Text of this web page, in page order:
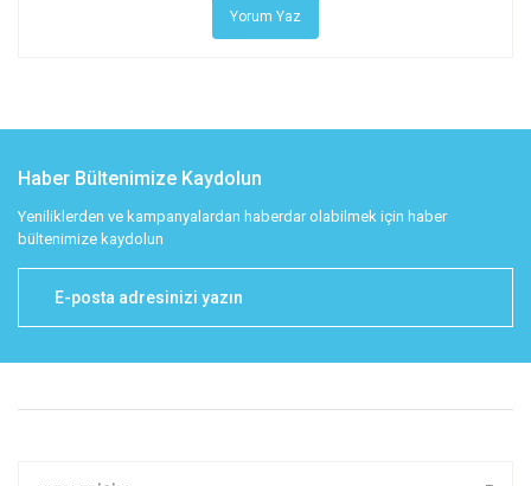
Yorum Yaz
Haber Bültenimize Kaydolun
Yeniliklerden ve kampanyalardan haberdar olabilmek için haber
bültenimize kaydolun